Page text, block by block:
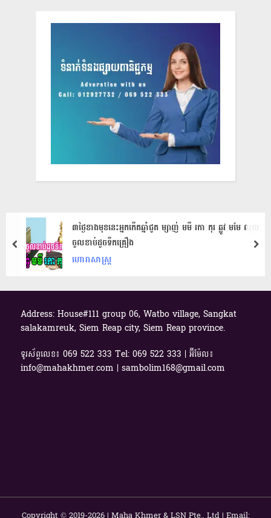
៣ថ្ងៃខាងមុខនេះអ្នកកើតឆ្នាំជូត ម្សាញ់ មមី រកា កុរ ឆ្លូវ មមែ លុយ​
ចូល​ខាប់​ដូច​ទឹកគ្រឿង
ហោរាសាស្ត្រ
prev
Address: House#111 group 06, Watbo village, Sangkat
salakamreuk, Siem Reap city, Siem Reap province.
ទូរស័ព្ទលេខ៖ 069​ 522 333 Tel: 069 522 333 | អ៊ីម៉ែល៖
info@mahakhmer.com | sambolim168@gmail.com